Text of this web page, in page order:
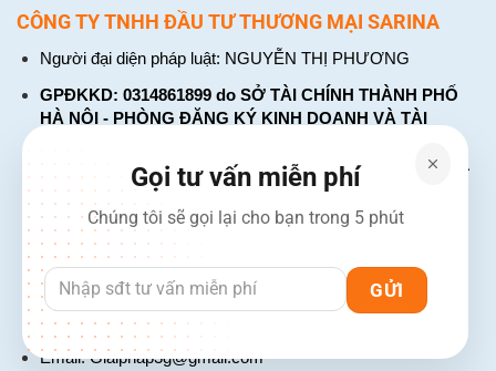
CÔNG TY TNHH ĐẦU TƯ THƯƠNG MẠI SARINA
Người đại diện pháp luật: NGUYỄN THỊ PHƯƠNG
GPĐKKD: 0314861899 do SỞ TÀI CHÍNH THÀNH PHỐ
HÀ NỘI - PHÒNG ĐĂNG KÝ KINH DOANH VÀ TÀI
CHÍNH DOANH NGHIỆP cấp. Đăng ký lần đầu: ngày 26
tháng 01 năm 2018. Đăng ký thay đổi lần thứ: 4, ngày 31
tháng 03 năm 2026
226 Đường Láng, Đống Đa, Hà Nội
137 Đường Hòa Hưng, Phường 12, Quận 10, TP. Hồ Chí
Minh
Hotline: 1900 2106 - 0386 001 001
Email:Giaiphap3g@gmail.com
Gọi tư vấn miễn phí
Chúng tôi sẽ gọi lại cho bạn trong 5 phút